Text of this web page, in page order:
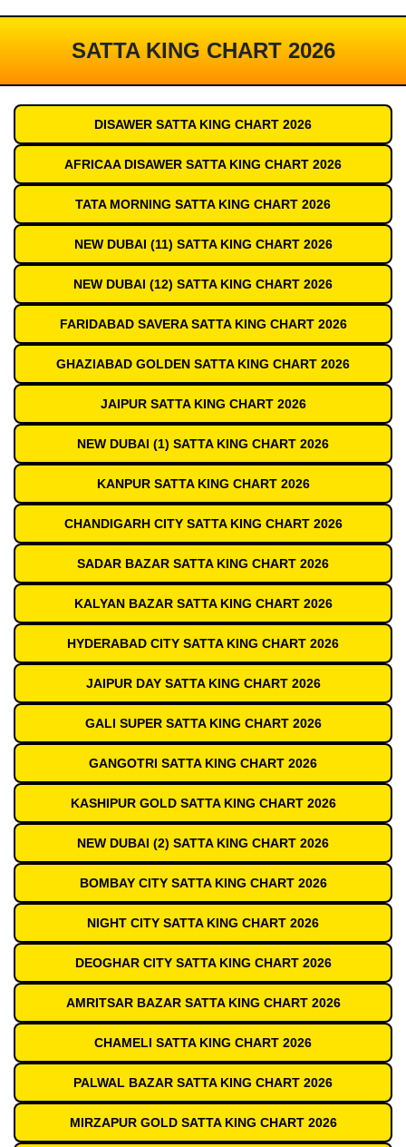
SATTA KING CHART 2026
DISAWER SATTA KING CHART 2026
AFRICAA DISAWER SATTA KING CHART 2026
TATA MORNING SATTA KING CHART 2026
NEW DUBAI (11) SATTA KING CHART 2026
NEW DUBAI (12) SATTA KING CHART 2026
FARIDABAD SAVERA SATTA KING CHART 2026
GHAZIABAD GOLDEN SATTA KING CHART 2026
JAIPUR SATTA KING CHART 2026
NEW DUBAI (1) SATTA KING CHART 2026
KANPUR SATTA KING CHART 2026
CHANDIGARH CITY SATTA KING CHART 2026
SADAR BAZAR SATTA KING CHART 2026
KALYAN BAZAR SATTA KING CHART 2026
HYDERABAD CITY SATTA KING CHART 2026
JAIPUR DAY SATTA KING CHART 2026
GALI SUPER SATTA KING CHART 2026
GANGOTRI SATTA KING CHART 2026
KASHIPUR GOLD SATTA KING CHART 2026
NEW DUBAI (2) SATTA KING CHART 2026
BOMBAY CITY SATTA KING CHART 2026
NIGHT CITY SATTA KING CHART 2026
DEOGHAR CITY SATTA KING CHART 2026
AMRITSAR BAZAR SATTA KING CHART 2026
CHAMELI SATTA KING CHART 2026
PALWAL BAZAR SATTA KING CHART 2026
MIRZAPUR GOLD SATTA KING CHART 2026